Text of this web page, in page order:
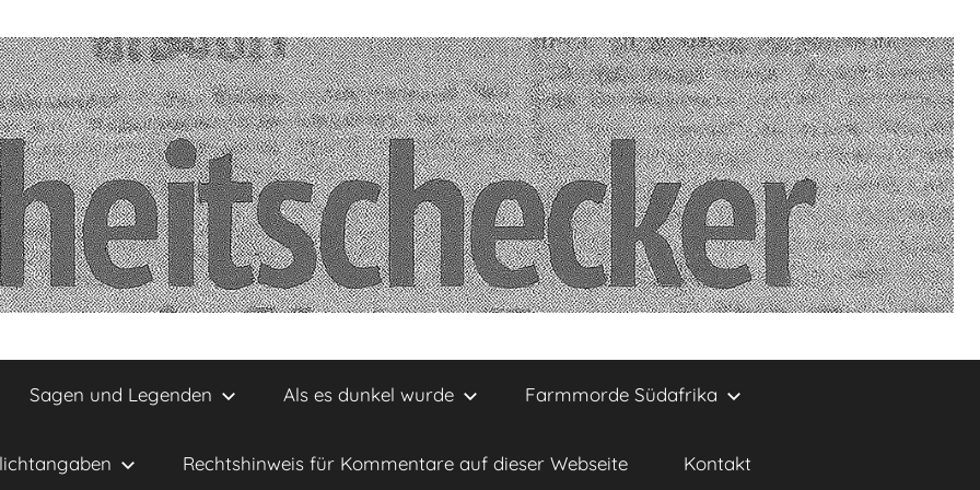
Sagen und Legenden Als es dunkel wurde Farmmorde Südafrika
Rechtshinweis für Kommentare auf dieser Webseite Kontakt